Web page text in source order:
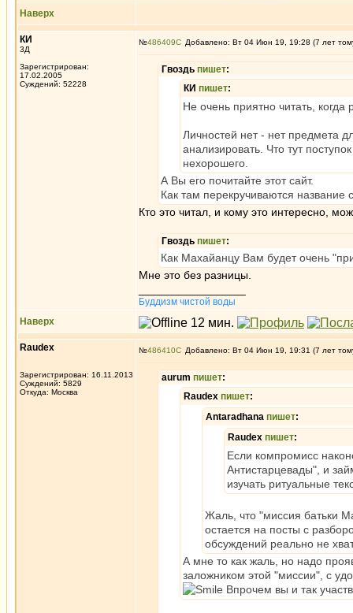
Наверх
КИ
3Д
Зарегистрирован:
17.02.2005
Суждений: 52228
№486409 Добавлено: Вт 04 Июн 19, 19:28 (7 лет
Гвоздь пишет:
КИ пишет:
Не очень приятно читать, когда
Личностей нет - нет предмета
анализировать. Что тут
нехорошего.
А Вы его почитайте этот сайт.
Как там перекручиваются название
Кто это читал, и кому это интересно,
Гвоздь пишет:
Как Махайанцу Вам будет очень
Мне это без разницы.
Буддизм чистой воды
Наверх
Raudex
Зарегистрирован: 16.11.2013
Суждений: 5829
Откуда: Москва
№486410 Добавлено: Вт 04 Июн 19, 19:31 (7 лет
aurum пишет:
Raudex пишет:
Antaradhana пишет:
Raudex пишет:
Если компромисс
Антистарцевады", и
изучать ритуальные
Жаль, что "миссия батьки
остается на посты с
обсуждений реально не
А мне то как жаль, но надо
заложником этой "миссии", с
Впрочем вы и так